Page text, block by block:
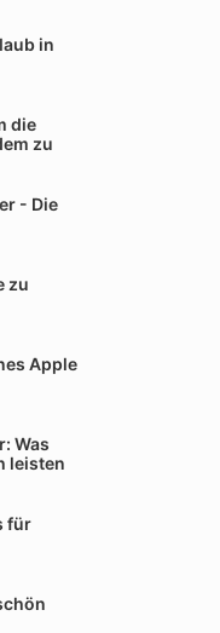
in
die
zu
- Die
zu
Apple
Was
leisten
für